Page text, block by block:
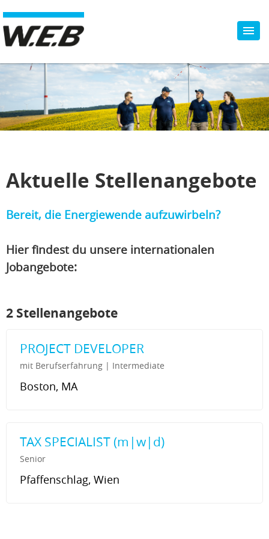
Aktuelle Stellenangebote
Bereit, die Energiewende aufzuwirbeln?
Hier findest du unsere internationalen
Jobangebote:
2 Stellenangebote
PROJECT DEVELOPER
mit Berufserfahrung | Intermediate
Boston, MA
TAX SPECIALIST (m|w|d)
Senior
Pfaffenschlag, Wien